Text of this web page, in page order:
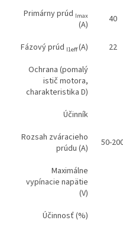
Primárny prúd Imax
(A) 40
Fázový prúd I1eff(A) 22
Ochrana (pomalý
istič motora,
charakteristika D)
Účinník
Rozsah zváracieho
prúdu (A)
50-
Maximálne
vypínacie napätie
(V)
Účinnosť (%)